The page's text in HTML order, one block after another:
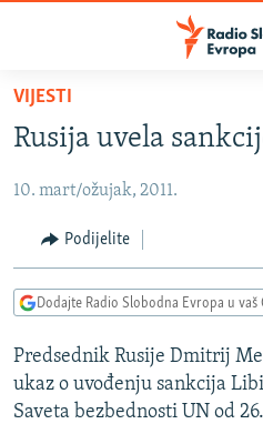
Pređite
glavni
Pređite
Pređite
pretragu
BOSNA I HERCEGOVINA
SRBIJA
KOSOVO
VIZUELNO
VIDEO
FOTOGALERIJE
PODCASTI
RAT U UKRAJINI
VIJESTI
Rusija uvela
10. mart/ožujak, 2011.
Podijelite
Dodajte Radio Slobodna Evropa u vaš
Predsednik Rusije Dmitrij
ukaz o uvođenju sankcija
Saveta bezbednosti UN od